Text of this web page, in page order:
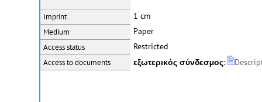
Imprint 1 cm
Medium Paper
Access status Restricted
Access to documents εξωτερικός σύνδεσμος: